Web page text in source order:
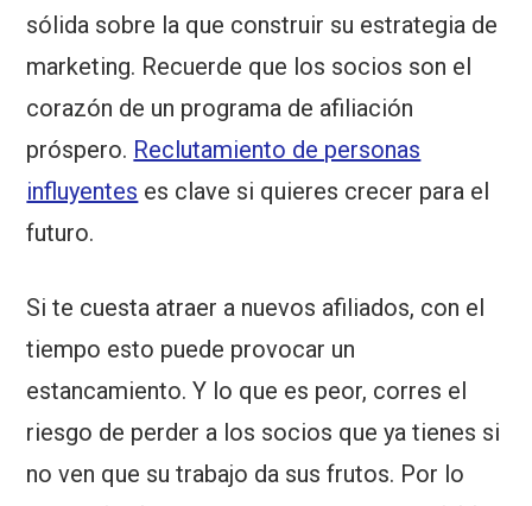
sólida sobre la que construir su estrategia de
marketing. Recuerde que los socios son el
corazón de un programa de afiliación
próspero. Reclutamiento de personas
influyentes es clave si quieres crecer para el
futuro.
Si te cuesta atraer a nuevos afiliados, con el
tiempo esto puede provocar un
estancamiento. Y lo que es peor, corres el
riesgo de perder a los socios que ya tienes si
no ven que su trabajo da sus frutos. Por lo